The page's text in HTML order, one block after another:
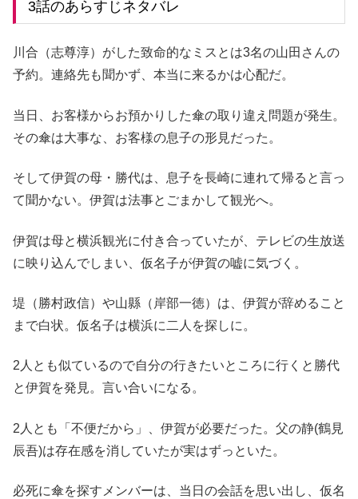
3話のあらすじネタバレ
川合（志尊淳）がした致命的なミスとは3名の山田さんの
予約。連絡先も聞かず、本当に来るかは心配だ。
当日、お客様からお預かりした傘の取り違え問題が発生。
その傘は大事な、お客様の息子の形見だった。
そして伊賀の母・勝代は、息子を長崎に連れて帰ると言っ
て聞かない。伊賀は法事とごまかして観光へ。
伊賀は母と横浜観光に付き合っていたが、テレビの生放送
に映り込んでしまい、仮名子が伊賀の嘘に気づく。
堤（勝村政信）や山縣（岸部一徳）は、伊賀が辞めること
まで白状。仮名子は横浜に二人を探しに。
2人とも似ているので自分の行きたいところに行くと勝代
と伊賀を発見。言い合いになる。
2人とも「不便だから」、伊賀が必要だった。父の静(鶴見
辰吾)は存在感を消していたが実はずっといた。
必死に傘を探すメンバーは、当日の会話を思い出し、仮名